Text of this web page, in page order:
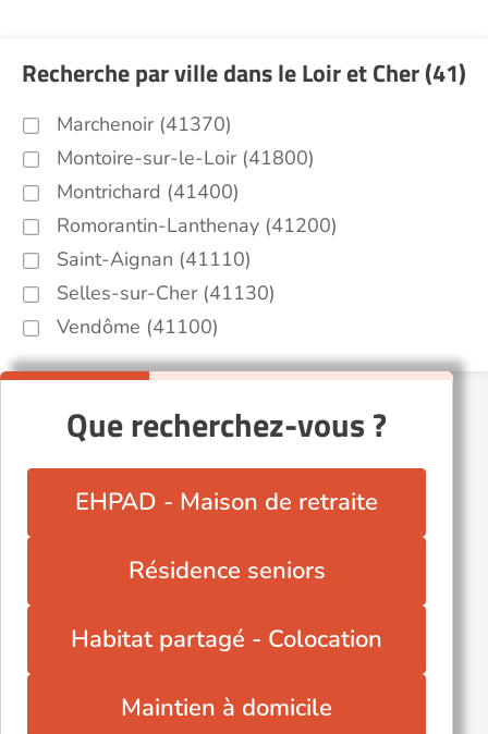
Recherche par ville dans le Loir et Cher (41)
Marchenoir (41370)
Montoire-sur-le-Loir (41800)
Montrichard (41400)
Romorantin-Lanthenay (41200)
Saint-Aignan (41110)
Selles-sur-Cher (41130)
Vendôme (41100)
Que recherchez-vous ?
EHPAD - Maison de retraite
Résidence seniors
Habitat partagé - Colocation
Maintien à domicile